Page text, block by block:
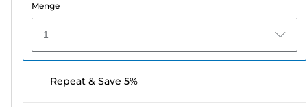
Menge
1
Repeat & Save 5%